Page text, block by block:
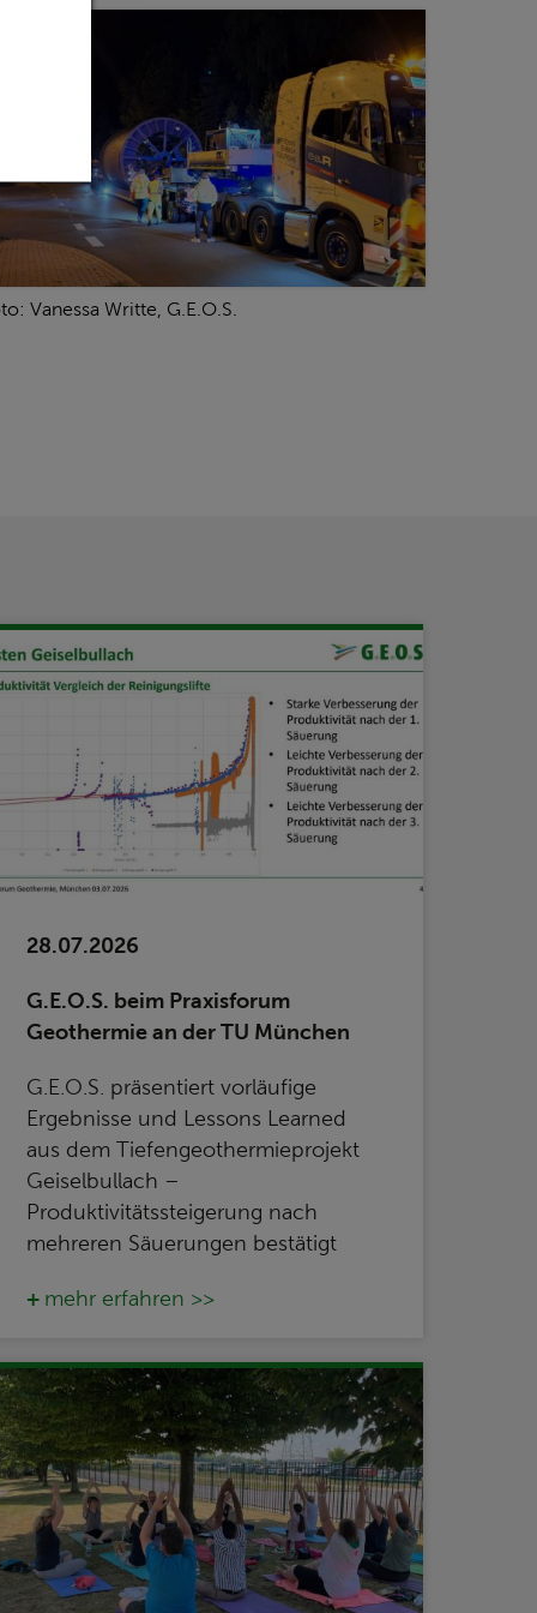
Vanessa Writte, G.E.O.S.
28.07.2026
G.E.O.S. beim Praxisforum
Geothermie an der TU München
G.E.O.S. präsentiert vorläufige
Ergebnisse und Lessons Learned
aus dem Tiefengeothermieprojekt
Geiselbullach –
Produktivitätssteigerung nach
mehreren Säuerungen bestätigt
mehr erfahren >>